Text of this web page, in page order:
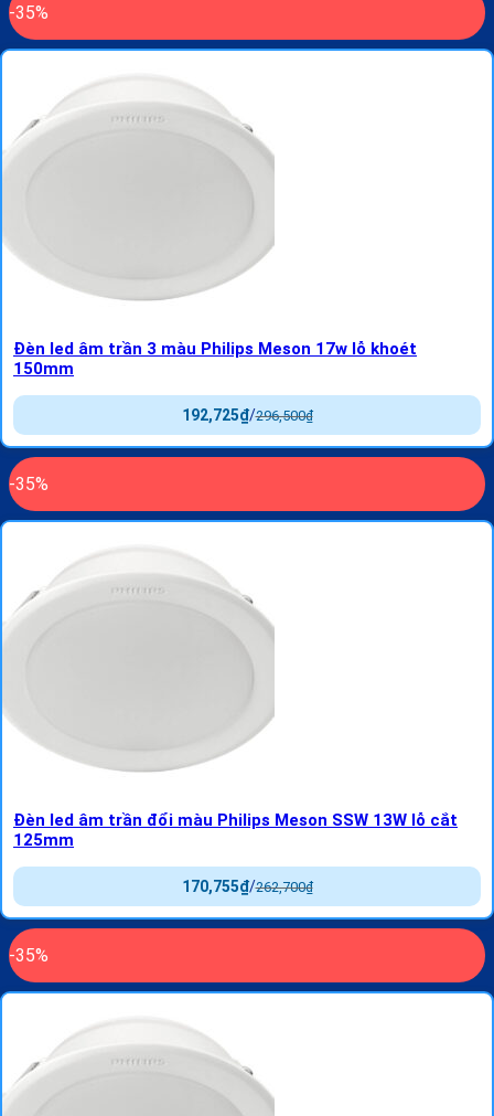
-35%
Đèn led âm trần 3 màu Philips Meson 17w lỗ khoét
150mm
296,500₫
/
192,725₫
-35%
Đèn led âm trần đổi màu Philips Meson SSW 13W lỗ cắt
125mm
262,700₫
/
170,755₫
-35%